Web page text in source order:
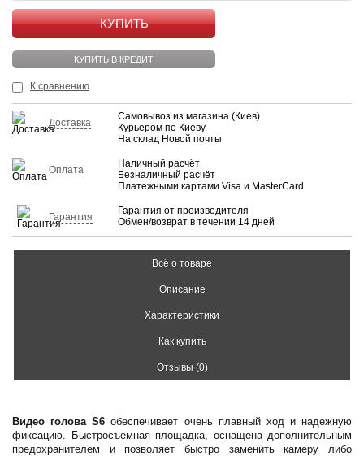
КУПИТЬ
КУПИТЬ В КРЕДИТ
К сравнению
Доставка
Самовывоз из магазина (Киев)
Курьером по Киеву
На склад Новой почты
Оплата
Наличный расчёт
Безналичный расчёт
Платежными картами Visa и MasterCard
Гарантия
Гарантия от производителя
Обмен/возврат в течении 14 дней
Всё о товаре
Описание
Характеристики
Как купить
Отзывы (0)
Видео голова S6обеспечивает очень плавный ход и надежную
фиксацию. Быстросъемная площадка, оснащена дополнительным
предохранителем и позволяет быстро заменить камеру либо